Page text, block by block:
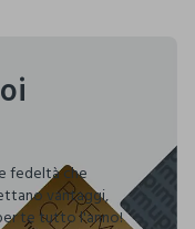
fedeltà che
vantaggi,
te tutto l'anno!